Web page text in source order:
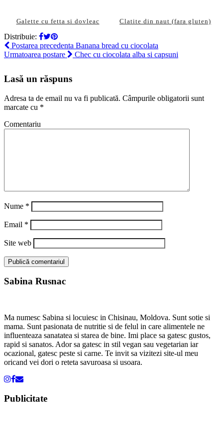
Galette cu fetta si dovleac Clatite din naut (fara gluten)
Distribuie:
Postarea precedenta Banana bread cu ciocolata
Urmatoarea postare
Chec cu ciocolata alba si capsuni
Lasă un răspuns
Adresa ta de email nu va fi publicată. Câmpurile obligatorii sunt
marcate cu *
Comentariu
Nume *
Email *
Site web
Sabina Rusnac
Ma numesc Sabina si locuiesc in Chisinau, Moldova. Sunt sotie si
mama. Sunt pasionata de nutritie si de felul in care alimentele ne
influenteaza sanatatea si starea de bine. Imi place sa gatesc gustos,
rapid si sanatos. Ador sa gatesc in stil vegan sau vegetarian iar
ocazional, gatesc peste si carne. Te invit sa vizitezi site-ul meu
oricand vei dori o reteta savuroasa si usoara.
Publicitate